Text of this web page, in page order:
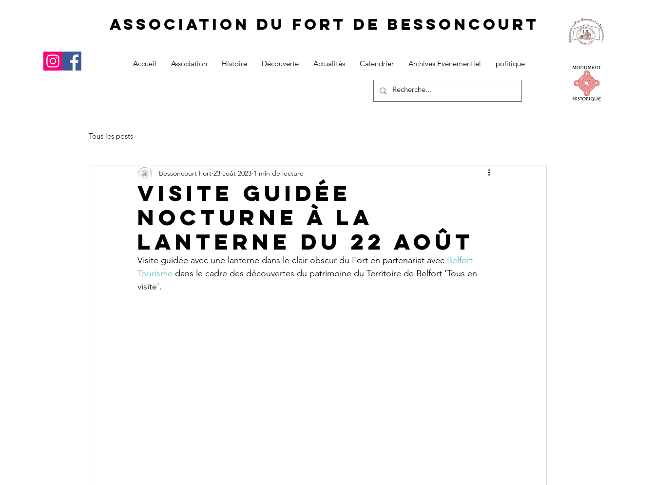
Association du fort de Bessoncourt
Accueil Association Histoire Découverte Actualités Calendrier Archives Evénementiel politique
Tous les posts
Visite guidée
nocturne à la
lanterne du 22 août
Bessoncourt Fort 23 août 2023 1 min de lecture
Visite guidée avec une lanterne dans le clair obscur du Fort en partenariat avec Belfort
Tourisme dans le cadre des découvertes du patrimoine du Territoire de Belfort 'Tous en
visite'.